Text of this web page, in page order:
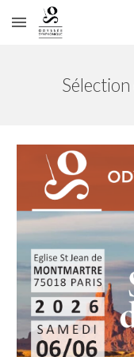
Skip to main content